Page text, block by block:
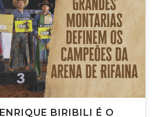
BIRIBILI É O